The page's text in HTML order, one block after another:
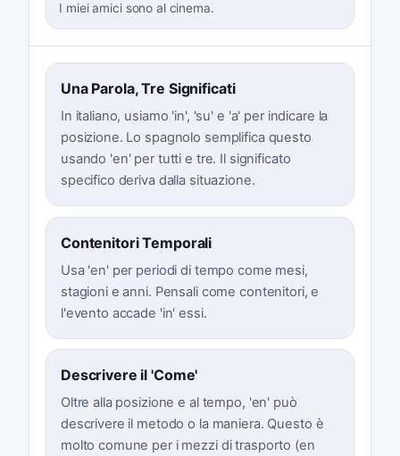
I miei amici sono al cinema.
Una Parola, Tre Significati
In italiano, usiamo 'in', 'su' e 'a' per indicare la
posizione. Lo spagnolo semplifica questo
usando 'en' per tutti e tre. Il significato
specifico deriva dalla situazione.
Contenitori Temporali
Usa 'en' per periodi di tempo come mesi,
stagioni e anni. Pensali come contenitori, e
l'evento accade 'in' essi.
Descrivere il 'Come'
Oltre alla posizione e al tempo, 'en' può
descrivere il metodo o la maniera. Questo è
molto comune per i mezzi di trasporto (en